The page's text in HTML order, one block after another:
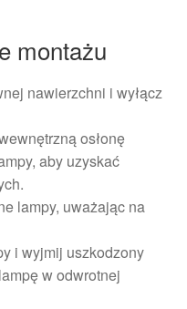
montażu
nawierzchni i wyłącz
osłonę
aby uzyskać
lampy, uważając na
i wyjmij uszkodzony
w odwrotnej